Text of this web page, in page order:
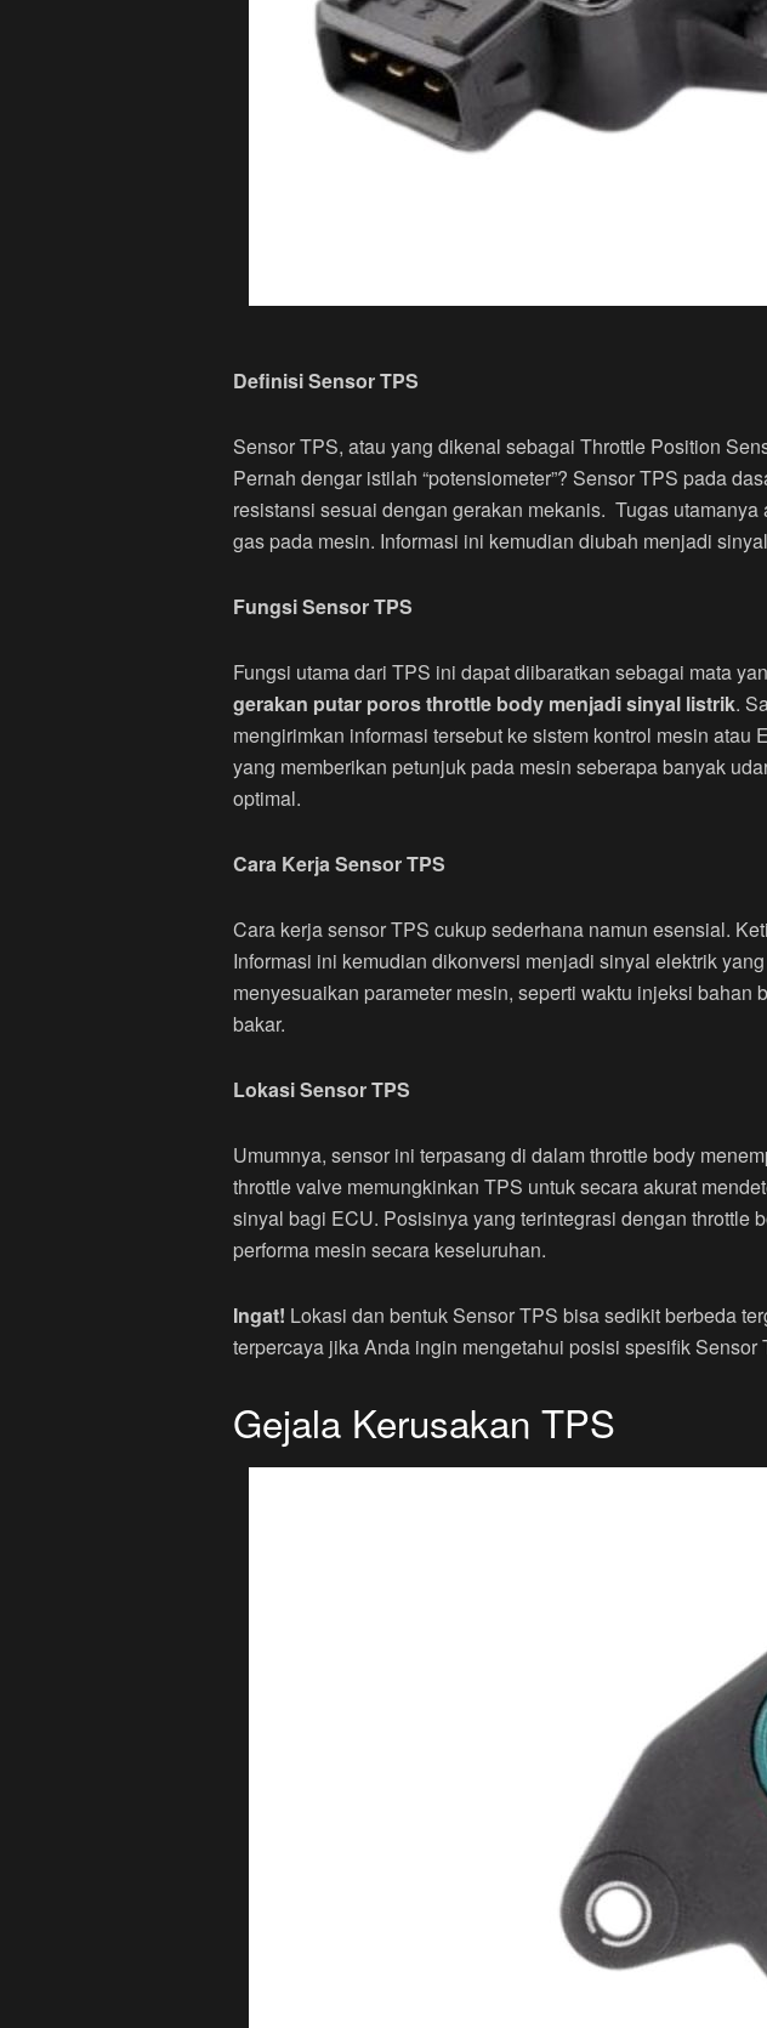
Definisi Sensor TPS
Sensor TPS, atau yang dikenal sebagai Throttle Position
Pernah dengar istilah “potensiometer”? Sensor TPS pada
resistansi sesuai dengan gerakan mekanis. Tugas
gas pada mesin. Informasi ini kemudian diubah menjadi
Fungsi Sensor TPS
Fungsi utama dari TPS ini dapat diibaratkan sebagai mata
gerakan putar poros throttle body menjadi sinyal listrik.
mengirimkan informasi tersebut ke sistem kontrol mesin atau
yang memberikan petunjuk pada mesin seberapa banyak
optimal.
Cara Kerja Sensor TPS
Cara kerja sensor TPS cukup sederhana namun esensial.
Informasi ini kemudian dikonversi menjadi sinyal elektrik
menyesuaikan parameter mesin, seperti waktu injeksi
bakar.
Lokasi Sensor TPS
Umumnya, sensor ini terpasang di dalam throttle body
throttle valve memungkinkan TPS untuk secara akurat
sinyal bagi ECU. Posisinya yang terintegrasi dengan throttle
performa mesin secara keseluruhan.
Ingat! Lokasi dan bentuk Sensor TPS bisa sedikit berbeda
terpercaya jika Anda ingin mengetahui posisi spesifik Sensor
Gejala Kerusakan TPS